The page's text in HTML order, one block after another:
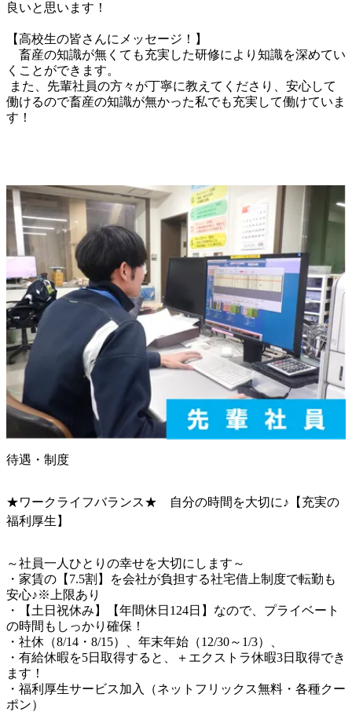
良いと思います！
【高校生の皆さんにメッセージ！】
畜産の知識が無くても充実した研修により知識を深めてい
くことができます。
働けるので畜産の知識が無かった私でも充実して働けていま
す！
待遇・制度
★ワークライフバランス★ 自分の時間を大切に♪【充実の
福利厚生】
～社員一人ひとりの幸せを大切にします～
・家賃の【7.5割】を会社が負担する社宅借上制度で転勤も
安心♪※上限あり
・【土日祝休み】【年間休日124日】なので、プライベート
の時間もしっかり確保！
・社休（8/14・8/15）、年末年始（12/30～1/3）、
・有給休暇を5日取得すると、＋エクストラ休暇3日取得でき
ます！
・福利厚生サービス加入（ネットフリックス無料・各種クー
ポン）